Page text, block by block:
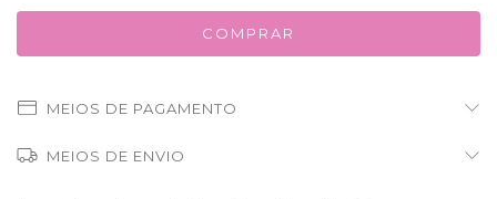
MEIOS DE PAGAMENTO
MEIOS DE ENVIO